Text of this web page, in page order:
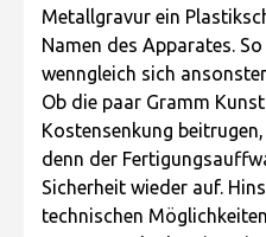
Metallgravur ein
Namen des Apparates.
wenngleich sich
Ob die paar Gramm
Kostensenkung
denn der
Sicherheit wieder auf.
technischen